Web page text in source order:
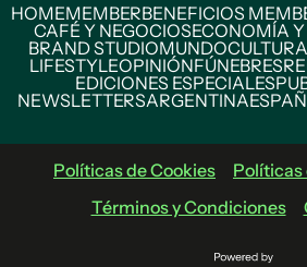
HOMEMEMBERBENEFICIOS
CAFÉ Y NEGOCIOSECONOMÍA
BRAND STUDIOMUNDO
LIFESTYLEOPINIÓNFÚNEBRES
EDICIONES ESPECIALES
NEWSLETTERSARGENTINA
Políticas de Cookies
Políticas
Términos y Condiciones